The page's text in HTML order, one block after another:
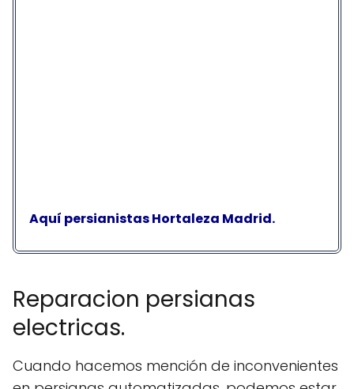
Aquí persianistas Hortaleza Madrid.
Reparacion persianas
electricas.
Cuando hacemos mención de inconvenientes